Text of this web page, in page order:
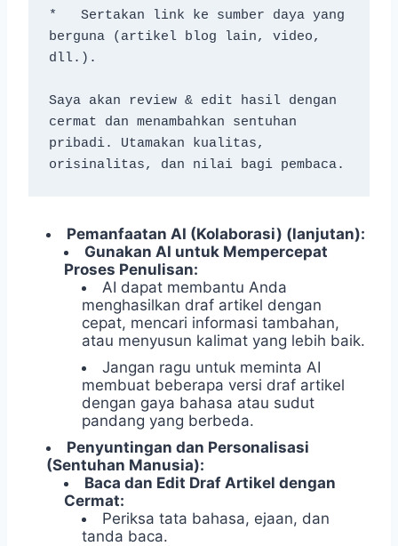
*   Sertakan link ke sumber daya yang
berguna (artikel blog lain, video,
dll.).
Saya akan review & edit hasil dengan
cermat dan menambahkan sentuhan
pribadi. Utamakan kualitas,
orisinalitas, dan nilai bagi pembaca.
Pemanfaatan AI (Kolaborasi) (lanjutan):
Gunakan AI untuk Mempercepat
Proses Penulisan:
AI dapat membantu Anda
menghasilkan draf artikel dengan
cepat, mencari informasi tambahan,
atau menyusun kalimat yang lebih baik.
Jangan ragu untuk meminta AI
membuat beberapa versi draf artikel
dengan gaya bahasa atau sudut
pandang yang berbeda.
Penyuntingan dan Personalisasi
(Sentuhan Manusia):
Baca dan Edit Draf Artikel dengan
Cermat:
Periksa tata bahasa, ejaan, dan
tanda baca.